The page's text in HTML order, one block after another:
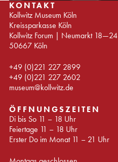
KONTAKT
Kollwitz Museum Köln
Kreissparkasse Köln
Kollwitz Forum | Neumarkt 18—24
50667 Köln
+49 (0)221 227 2899
+49 (0)221 227 2602
museum@kollwitz.de
ÖFFNUNGSZEITEN
Di bis So 11 – 18 Uhr
Feiertage 11 – 18 Uhr
Erster Do im Monat 11 – 21 Uhr